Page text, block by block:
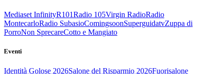
Mediaset InfinityR101Radio 105Virgin RadioRadio
MontecarloRadio SubasioComingsoonSuperguidatvZuppa di
PorroNon SprecareCotto e Mangiato
Eventi
Identità Golose 2026Salone del Risparmio 2026Fuorisalone